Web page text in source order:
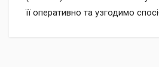
її оперативно та узгодимо